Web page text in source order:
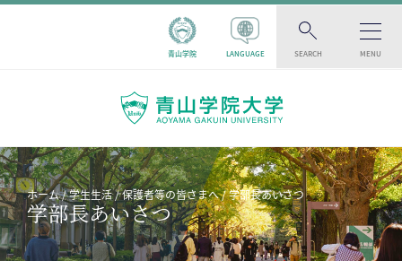
青山学院 LANGUAGE SEARCH MENU
ホーム 学生生活 保護者等の皆さまへ 学部長あいさつ
学部長あいさつ